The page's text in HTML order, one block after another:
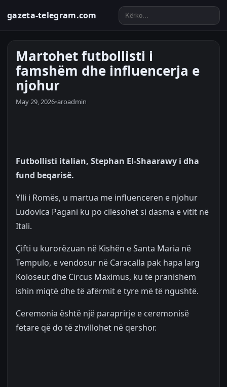
gazeta-telegram.com
Martohet futbollisti i
famshëm dhe influencerja e
njohur
May 29, 2026•aroadmin
Futbollisti italian, Stephan El-Shaarawy i dha
fund beqarisë.
Ylli i Romës, u martua me influenceren e njohur
Ludovica Pagani ku po cilësohet si dasma e vitit në
Itali.
Çifti u kurorëzuan në Kishën e Santa Maria në
Tempulo, e vendosur në Caracalla pak hapa larg
Koloseut dhe Circus Maximus, ku të pranishëm
ishin miqtë dhe të afërmit e tyre më të ngushtë.
Ceremonia është një paraprirje e ceremonisë
fetare që do të zhvillohet në qershor.